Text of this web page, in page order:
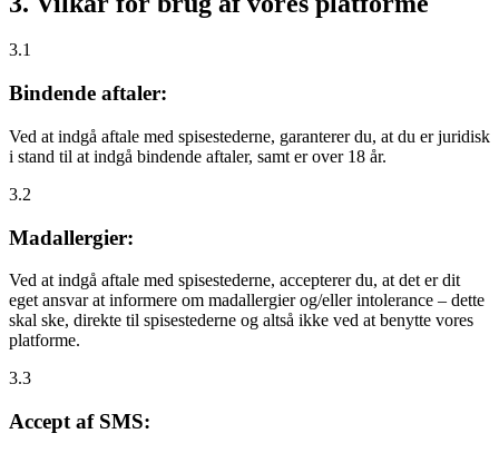
3.1
Bindende aftaler:
Ved at indgå aftale med spisestederne, garanterer du, at du er juridisk
i stand til at indgå bindende aftaler, samt er over 18 år.
3.2
Madallergier:
Ved at indgå aftale med spisestederne, accepterer du, at det er dit
eget ansvar at informere om madallergier og/eller intolerance – dette
skal ske, direkte til spisestederne og altså ikke ved at benytte vores
platforme.
3.3
Accept af SMS: